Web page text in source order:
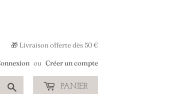
🎁 Livraison offerte dès 50 €
ou Créer un compte
Chercher PANIER